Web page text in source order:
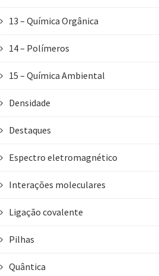
13 – Química Orgânica
14 – Polímeros
15 – Química Ambiental
Densidade
Destaques
Espectro eletromagnético
Interações moleculares
Ligação covalente
Pilhas
Quântica